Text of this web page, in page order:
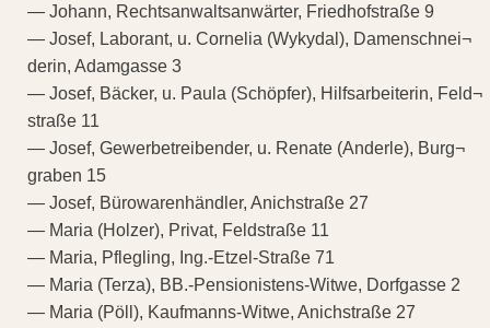
— Johann, Rechtsanwaltsanwärter, Friedhofstraße 9
— Josef, Laborant, u. Cornelia (Wykydal), Damenschnei¬
derin, Adamgasse 3
— Josef, Bäcker, u. Paula (Schöpfer), Hilfsarbeiterin, Feld¬
straße 11
— Josef, Gewerbetreibender, u. Renate (Anderle), Burg¬
graben 15
— Josef, Bürowarenhändler, Anichstraße 27
— Maria (Holzer), Privat, Feldstraße 11
— Maria, Pflegling, Ing.-Etzel-Straße 71
— Maria (Terza), BB.-Pensionistens-Witwe, Dorfgasse 2
— Maria (Pöll), Kaufmanns-Witwe, Anichstraße 27